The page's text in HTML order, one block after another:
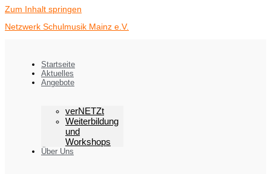
Zum Inhalt springen
Netzwerk Schulmusik Mainz e.V.
Startseite
Aktuelles
Angebote
verNETZt
Weiterbildung
und
Workshops
Über Uns